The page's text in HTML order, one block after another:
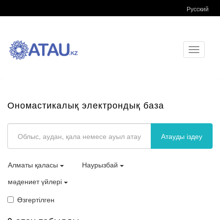
Русский
Toggle
Ономастикалық электрондық база
Атауды іздеу
Алматы қаласы
Наурызбай
мәдениет үйлері
Өзгертілген